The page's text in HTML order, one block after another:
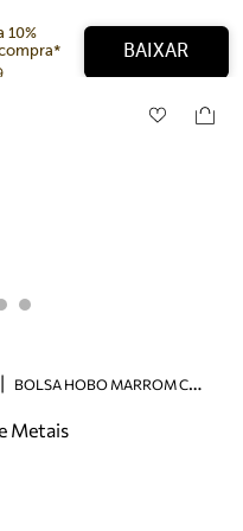
e mais.
10%
BAIXAR
B
OLSA HOBO MARROM COURO GRANDE METAIS
Metais